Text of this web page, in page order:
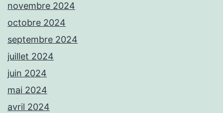
novembre 2024
octobre 2024
septembre 2024
juillet 2024
juin 2024
mai 2024
avril 2024